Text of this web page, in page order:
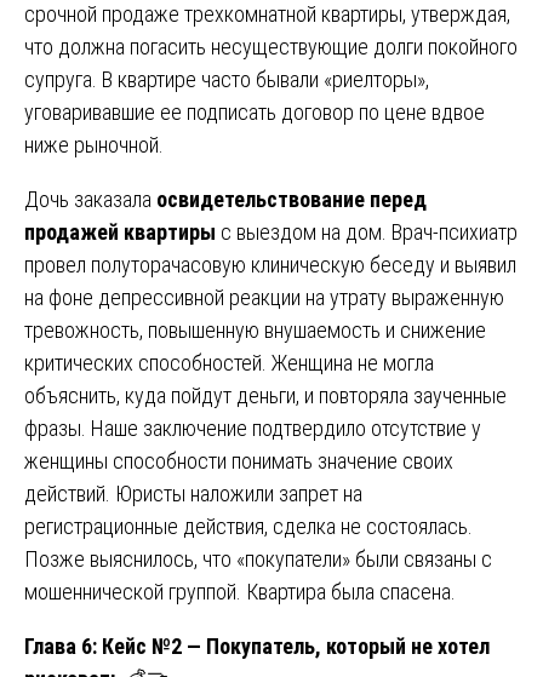
срочной продаже трехкомнатной квартиры, утверждая,
что должна погасить несуществующие долги покойного
супруга. В квартире часто бывали «риелторы»,
уговаривавшие ее подписать договор по цене вдвое
ниже рыночной.
Дочь заказала освидетельствование перед
продажей квартиры с выездом на дом. Врач-психиатр
провел полуторачасовую клиническую беседу и выявил
на фоне депрессивной реакции на утрату выраженную
тревожность, повышенную внушаемость и снижение
критических способностей. Женщина не могла
объяснить, куда пойдут деньги, и повторяла заученные
фразы. Наше заключение подтвердило отсутствие у
женщины способности понимать значение своих
действий. Юристы наложили запрет на
регистрационные действия, сделка не состоялась.
Позже выяснилось, что «покупатели» были связаны с
мошеннической группой. Квартира была спасена.
Глава 6: Кейс №2 — Покупатель, который не хотел